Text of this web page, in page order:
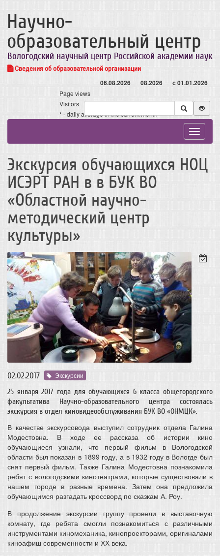
Научно-
образовательный центр
Вологодский научный центр Российской академии наук
Сведения об образовательной организации
06.08.2026 08.2026 с 01.01.2026
Page views
Visitors
* - daily average in the current month
Toggle
Экскурсия обучающихся НОЦ
ИСЭРТ РАН в в БУК ВО
«Областной научно-
методический центр
культуры»
02.02.2017 Экскурсии
25 января 2017 года для обучающихся 6 класса общегородского
факультатива Научно-образовательного центра состоялась
экскурсия в отдел киновидеообслуживания БУК ВО «ОНМЦК».
В качестве экскурсовода выступил сотрудник отдела Галина
Модестовна. В ходе ее рассказа об истории кино
обучающиеся узнали, что первый фильм в Вологодской
области был показан в 1899 году, а в 1932 году в Вологде был
снят первый фильм. Также Галина Модестовна познакомила
ребят с вологодскими кинотеатрами, которые существовали в
нашем городе в разные времена. Затем она предложила
обучающимся разгадать кроссворд по сказкам А. Роу.
В продолжение экскурсии группу провели в выставочную
комнату, где ребята смогли познакомиться с различными
инструментами киномеханика, кинопроекторами, оригиналами
киноафиш современности и ХХ века.